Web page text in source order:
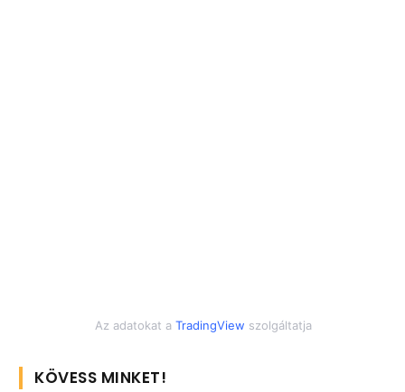
Az adatokat a TradingView szolgáltatja
KÖVESS MINKET!